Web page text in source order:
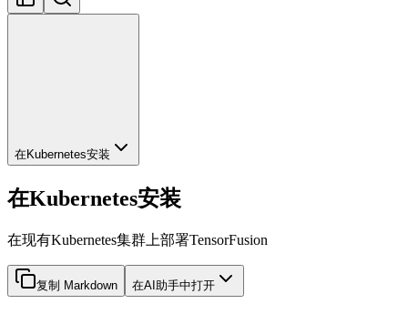
在Kubernetes安装
在Kubernetes安装
在现有Kubernetes集群上部署TensorFusion
复制 Markdown 在AI助手中打开